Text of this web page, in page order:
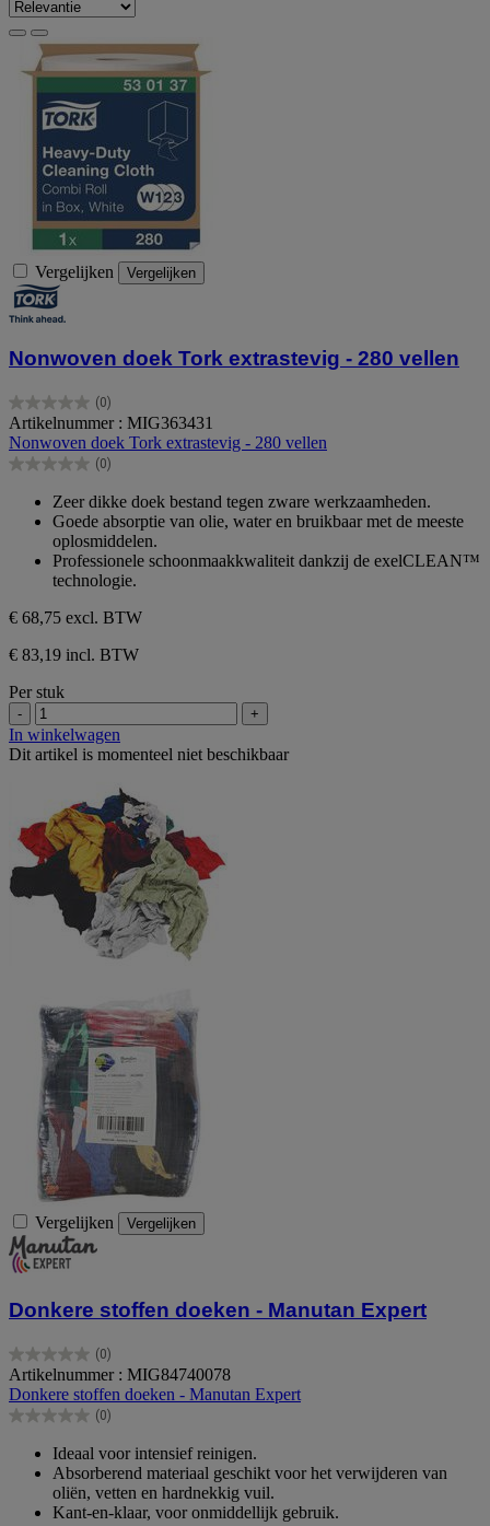
Vergelijken Vergelijken
Nonwoven doek Tork extrastevig - 280 vellen
(0)
0.0
van
de
5
Artikelnummer : MIG363431
Nonwoven doek Tork extrastevig - 280 vellen
(0)
0.0
sterren.
Zeer dikke doek bestand tegen zware werkzaamheden.
Goede absorptie van olie, water en bruikbaar met de meeste
oplosmiddelen.
Professionele schoonmaakkwaliteit dankzij de exelCLEAN™
technologie.
€ 68,75 excl. BTW
€ 83,19 incl. BTW
Per stuk
- +
In winkelwagen
Dit artikel is momenteel niet beschikbaar
Vergelijken Vergelijken
Donkere stoffen doeken - Manutan Expert
(0)
0.0
van
de
5
Artikelnummer : MIG84740078
Donkere stoffen doeken - Manutan Expert
(0)
0.0
sterren.
Ideaal voor intensief reinigen.
Absorberend materiaal geschikt voor het verwijderen van
oliën, vetten en hardnekkig vuil.
Kant-en-klaar, voor onmiddellijk gebruik.